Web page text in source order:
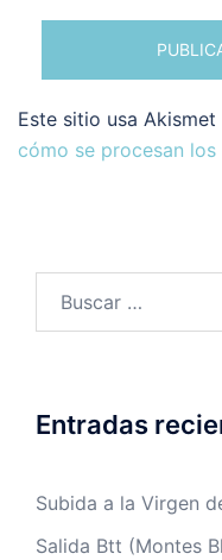
Este sitio usa
cómo se procesan
Entradas
Subida a la Virgen
Salida Btt (Montes